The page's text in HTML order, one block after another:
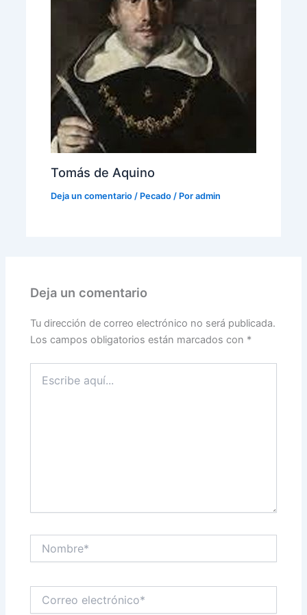
Tomás de Aquino
Deja un comentario / Pecado / Por admin
Deja un comentario
Tu dirección de correo electrónico no será publicada.
Los campos obligatorios están marcados con *
aquí...
electrónico*